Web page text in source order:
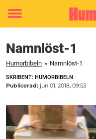
Toggle
Namnlöst-1
Humorbibeln » Namnlöst-1
SKRIBENT: HUMORBIBELN
Publicerad: jun 01, 2018, 09:53